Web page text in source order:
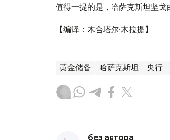
值得一提的是，哈萨克斯坦坚戈
【编译：木合塔尔·木拉提】
黄金储备 哈萨克斯坦 央行
без автора